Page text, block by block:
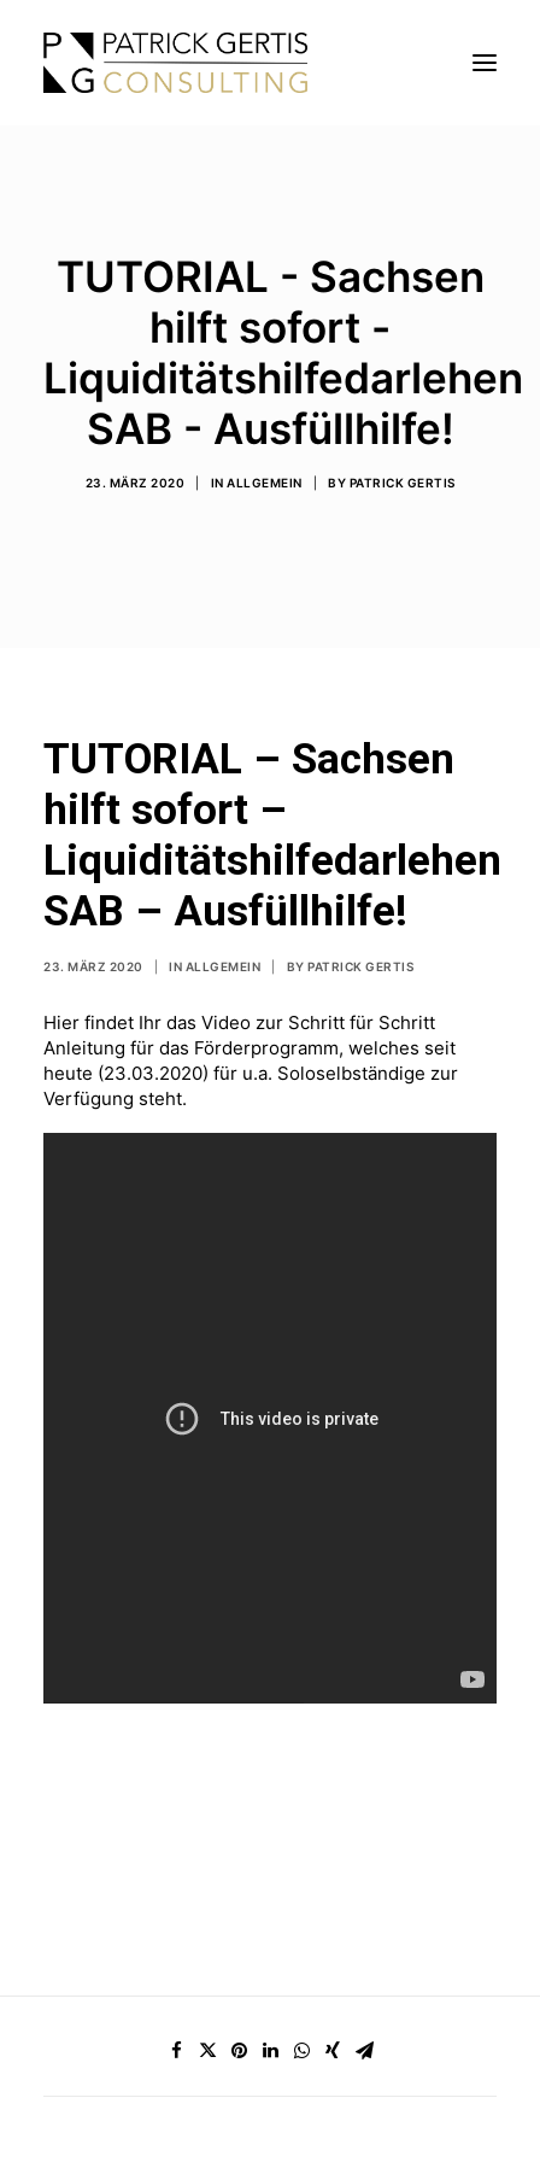
BLOG
SEARCH
TUTORIAL - Sachsen
hilft sofort -
Liquiditätshilfedarlehen
SAB - Ausfüllhilfe!
23. MÄRZ 2020 IN ALLGEMEIN BY PATRICK GERTIS
TUTORIAL – Sachsen
hilft sofort –
Liquiditätshilfedarlehen
SAB – Ausfüllhilfe!
23. MÄRZ 2020 IN ALLGEMEIN BY PATRICK GERTIS
Hier findet Ihr das Video zur Schritt für Schritt
Anleitung für das Förderprogramm, welches seit
heute (23.03.2020) für u.a. Soloselbständige zur
Verfügung steht.